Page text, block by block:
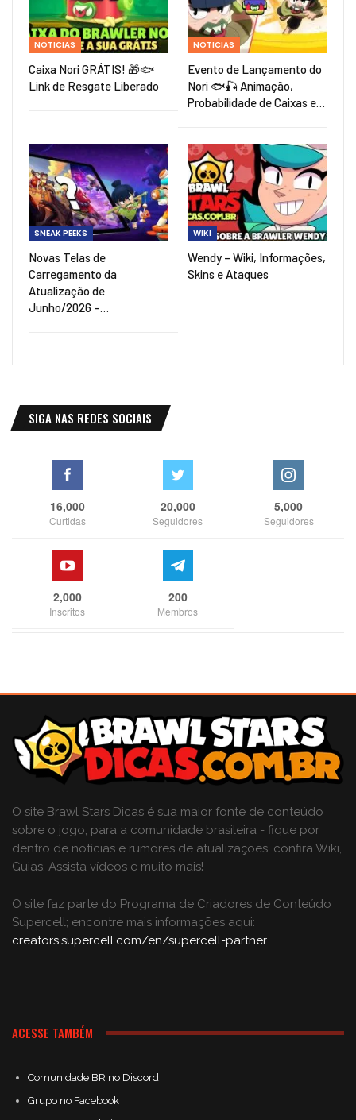
NOTICIAS
Caixa Nori GRÁTIS! 🎁🐟
Link de Resgate Liberado
NOTICIAS
Evento de Lançamento do
Nori 🐟🎣 Animação,
Probabilidade de Caixas e…
SNEAK PEEKS
Novas Telas de
Carregamento da
Atualização de
Junho/2026 –…
WIKI
Wendy – Wiki, Informações,
Skins e Ataques
SIGA NAS REDES SOCIAIS
16,000
Curtidas
20,000
Seguidores
5,000
Seguidores
2,000
Inscritos
200
Membros
O site Brawl Stars Dicas é sua maior fonte de conteúdo
sobre o jogo, para a comunidade brasileira - fique por
dentro de notícias e rumores de atualizações, confira Wiki,
Guias, Assista vídeos e muito mais!
O site faz parte do Programa de Criadores de Conteúdo
Supercell; encontre mais informações aqui:
creators.supercell.com/en/supercell-partner.
ACESSE TAMBÉM
Comunidade BR no Discord
Grupo no Facebook